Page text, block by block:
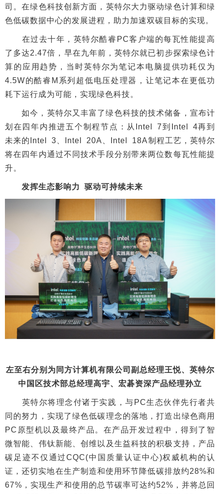
司。在绿色科技创新方面，英特尔大力驱动绿色计算和绿
色低碳数据中心的发展进程，助力加速双碳目标的实现。
在过去十年，英特尔酷睿PC客户端的每瓦性能提高
了多达2.47倍，早在九年前，英特尔就已初步探索绿色计
算的应用趋势，当时英特尔为笔记本电脑提供功耗仅为
4.5W的酷睿M系列超低电压处理器，让笔记本在更低功
耗下运行成为可能，实现绿色科技。
如今，英特尔又丰富了绿色科技的技术储备，宣布计
划在四年内推进五个制程节点：从Intel 7到Intel 4再到
未来的Intel 3、Intel 20A、Intel 18A制程工艺，英特尔
将在四年内通过不同技术手段分别带来两位数每瓦性能提
升。
发挥生态影响力 驱动可持续未来
左至右分别为同方计算机有限公司副总经理王悦、英特尔
中国区技术部总经理高宇、宏碁资深产品经理孙立
英特尔将理念付诸于实践，与PC生态伙伴先行者共
同的努力，实现了绿色低碳理念的落地，打造出绿色商用
PC原型机以及最终产品。在产品开发过程中，得到了智
微智能、伟钛新能、创维以及生益科技的积极支持，产品
碳足迹不仅通过CQC(中国质量认证中心)权威机构的认
证，还切实地在生产制造和使用环节降低碳排放约28%和
67%，实现生产和使用的总节碳率可达约52%，并将总回